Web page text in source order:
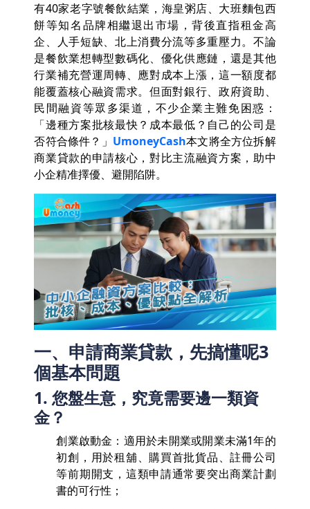
有40家老字號餐飲結業，海皇粥店、大班麵包西
餅等知名品牌相繼退出市場，背後直指租金高
企、人手短缺、北上消費分流等多重壓力。不論
是餐飲業想轉型數碼化、優化供應鏈，還是其他
行業補充營運周轉、應對成本上漲，這一額度都
能覆蓋核心融資需求。但面對銀行、政府資助、
民間融資等眾多渠道，不少企業主難免困惑：
「邊種方案批核最快？成本最低？自己的公司是
否符合條件？」 UmoneyCash本文將全方位拆解
商業貸款的申請核心，對比主流融資方案，助中
小企精准擇優、避開陷阱。
一、申請商業貸款，先搞懂呢3
個基本問題
1. 您盤生意，究竟需要邊一類資
金？
創業啟動金：適用於未開業或開業未滿1年的
初創，用於租舖、購買首批貨品、註冊公司
等前期開支，這類申請通常要突出商業計劃
書的可行性；